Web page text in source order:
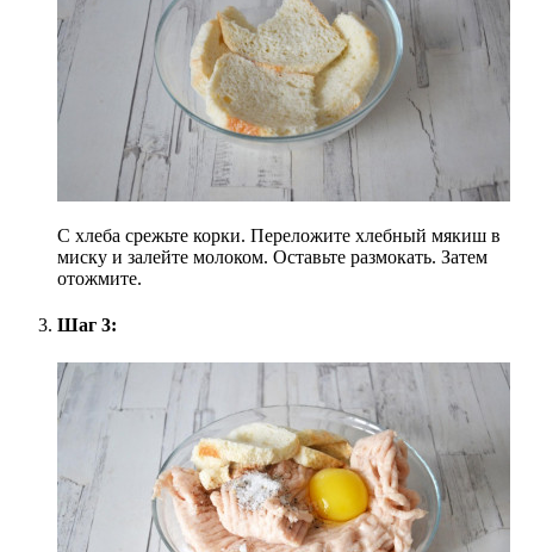
С хлеба срежьте корки. Переложите хлебный мякиш в
миску и залейте молоком. Оставьте размокать. Затем
отожмите.
Шаг 3: